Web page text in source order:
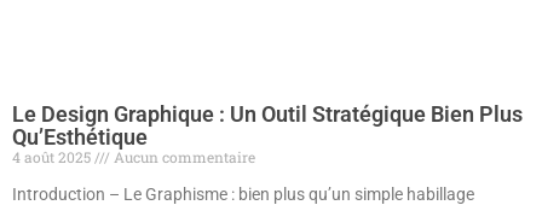
Le Design Graphique : Un Outil Stratégique Bien Plus
Qu’Esthétique
4 août 2025
Aucun commentaire
Introduction – Le Graphisme : bien plus qu’un simple habillage